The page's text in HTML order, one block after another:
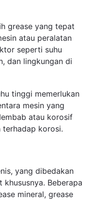
grease yang tepat
atau peralatan
seperti suhu
dan lingkungan di
tinggi memerlukan
mesin yang
atau korosif
terhadap korosi.
yang dibedakan
Beberapa
mineral, grease